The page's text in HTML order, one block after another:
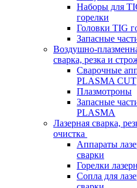
Наборы для
горелки
Головки TIG
Запасные
Воздушно-
сварка, резка и
Сварочные
PLASMA CUT
Плазмотроны
Запасные
PLASMA
Лазерная сварка,
очистка
Аппараты
сварки
Горелки
Сопла для